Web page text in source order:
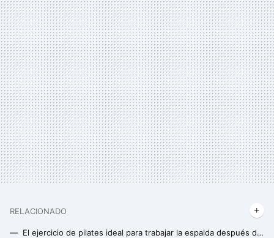
RELACIONADO
El ejercicio de pilates ideal para trabajar la espalda después de los 50